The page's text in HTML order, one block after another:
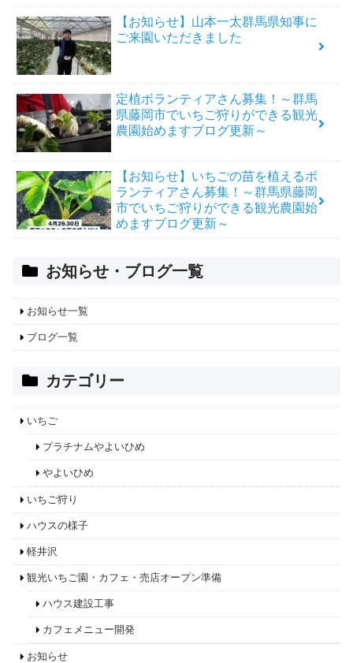
【お知らせ】山本一太群馬県知事に
ご来園いただきました
定植ボランティアさん募集！～群馬
県藤岡市でいちご狩りができる観光
農園始めますブログ更新～
【お知らせ】いちごの苗を植えるボ
ランティアさん募集！～群馬県藤岡
市でいちご狩りができる観光農園始
めますブログ更新～
お知らせ・ブログ一覧
お知らせ一覧
ブログ一覧
カテゴリー
いちご
プラチナムやよいひめ
やよいひめ
いちご狩り
ハウスの様子
軽井沢
観光いちご園・カフェ・売店オープン準備
ハウス建設工事
カフェメニュー開発
お知らせ